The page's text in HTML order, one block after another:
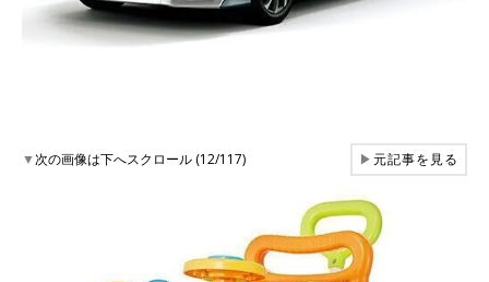
▼次の画像は下へスクロール (12/117) ▶元記事を見る